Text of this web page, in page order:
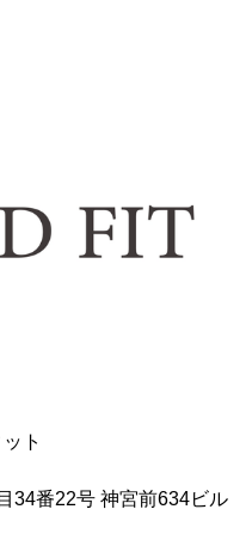
ト
34番22号 神宮前634ビル